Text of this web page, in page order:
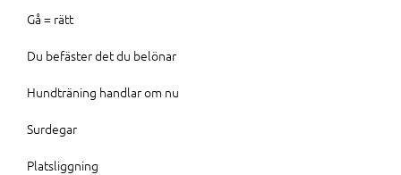
Gå = rätt
Du befäster det du belönar
Hundträning handlar om nu
Surdegar
Platsliggning